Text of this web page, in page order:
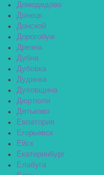
Домодедово
Донецк
Донской
Дорогобуж
Дрезна
Дубна
Дубовка
Дудинка
Духовщина
Дюртюли
Дятьково
Евпатория
Егорьевск
Ейск
Екатеринбург
Елабуга